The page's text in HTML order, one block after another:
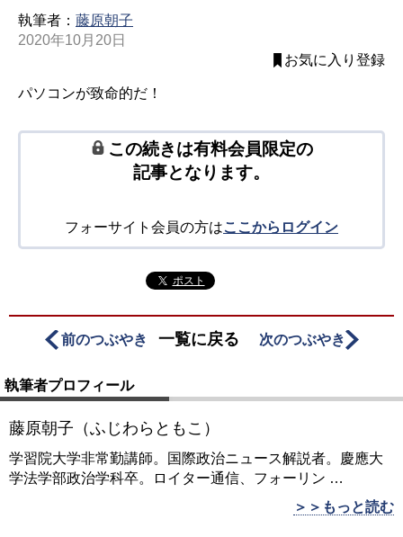
執筆者： 藤原朝子
2020年10月20日
お気に入り登録
パソコンが致命的だ！
この続きは有料会員限定の
記事となります。
フォーサイト会員の方はここからログイン
ポスト
前のつぶやき 一覧に戻る 次のつぶやき
執筆者プロフィール
藤原朝子（ふじわらともこ）
学習院大学非常勤講師。国際政治ニュース解説者。慶應大
学法学部政治学科卒。ロイター通信、フォーリン …
＞＞もっと読む